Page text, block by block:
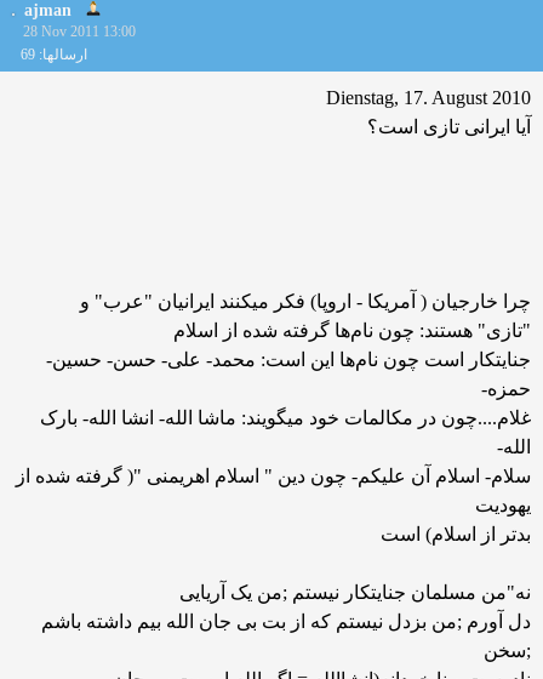
ajman
28 Nov 2011 13:00
ارسالها: 69
Dienstag, 17. August 2010
آیا ایرانی‌ تازی است؟
چرا خارجیان ( آمریکا - اروپا) فکر میکنند ایرانیان "عرب" و
"تازی" هستند: چون نام‌ها گرفته شده از اسلام
جنایتکار است چون نام‌ها این است: محمد- علی‌- حسن- حسین-
حمزه-
غلام....چون در مکالمات خود میگویند: ماشا الله- انشا الله- بارک
الله-
سلام- اسلام آن علیکم- چون دین " اسلام اهریمنی "( گرفته شده از
یهودیت
بدتر از اسلام) است
نه"من مسلمان جنایتکار نيستم ;من یک آریایی
دل آورم ;من بزدل نيستم که از بت بی جان الله بیم داشته باشم
;سخن